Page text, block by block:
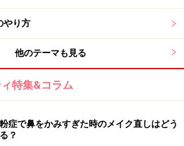
やり方
他のテーマも見る
特集&コラム
症で鼻をかみすぎた時のメイク直しはどう
？